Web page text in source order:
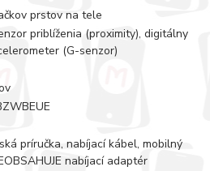
prstov na tele
priblíženia (proximity), digitálny
(G-senzor)
príručka, nabíjací kábel, mobilný
nabíjací adaptér